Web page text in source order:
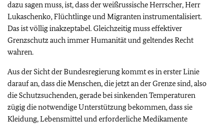
dazu sagen muss, ist, dass der weißrussische Herrscher, Herr
Lukaschenko, Flüchtlinge und Migranten instrumentalisiert.
Das ist völlig inakzeptabel. Gleichzeitig muss effektiver
Grenzschutz auch immer Humanität und geltendes Recht
wahren.
Aus der Sicht der Bundesregierung kommt es in erster Linie
darauf an, dass die Menschen, die jetzt an der Grenze sind, also
die Schutzsuchenden, gerade bei sinkenden Temperaturen
zügig die notwendige Unterstützung bekommen, dass sie
Kleidung, Lebensmittel und erforderliche Medikamente